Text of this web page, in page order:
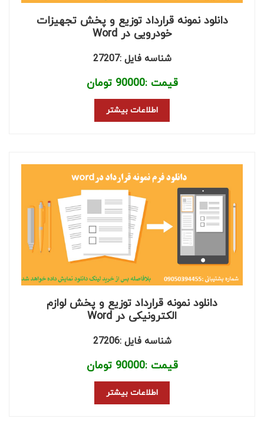
دانلود نمونه قرارداد توزیع و پخش تجهیزات
خودرویی در Word
شناسه فایل :27207
قیمت :90000 تومان
اطلاعات بیشتر
دانلود نمونه قرارداد توزیع و پخش لوازم
الکترونیکی در Word
شناسه فایل :27206
قیمت :90000 تومان
اطلاعات بیشتر